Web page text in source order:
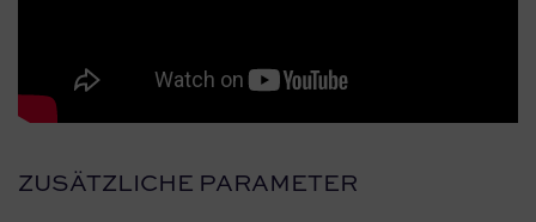
ZUSÄTZLICHE PARAMETER